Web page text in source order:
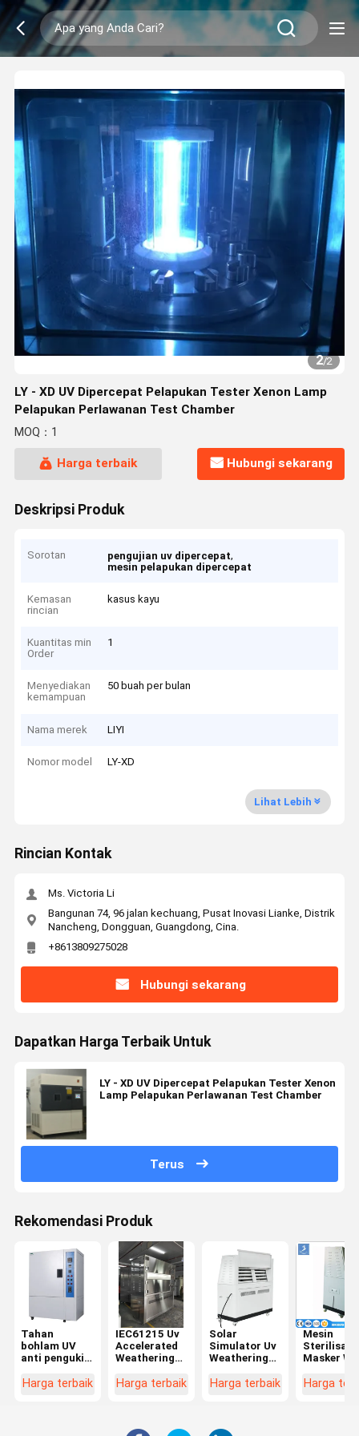
2/2
LY - XD UV Dipercepat Pelapukan Tester Xenon Lamp
Pelapukan Perlawanan Test Chamber
MOQ：1
Harga terbaik Hubungi sekarang
Deskripsi Produk
Sorotan pengujian uv dipercepat,
mesin pelapukan dipercepat
Kemasan
rincian
kasus kayu
Kuantitas min
Order
1
Menyediakan
kemampuan
50 buah per bulan
Nama merek LIYI
Nomor model LY-XD
Lihat Lebih
Rincian Kontak
Ms. Victoria Li
Bangunan 74, 96 jalan kechuang, Pusat Inovasi Lianke, Distrik
Nancheng, Dongguan, Guangdong, Cina.
+8613809275028
Hubungi sekarang
Dapatkan Harga Terbaik Untuk
LY - XD UV Dipercepat Pelapukan Tester Xenon
Lamp Pelapukan Perlawanan Test Chamber
Terus
Rekomendasi Produk
Tahan
bohlam UV
anti penguki
penuaan
Harga terbaik
IEC61215 Uv
Accelerated
Weathering
Uji Penuaan
Harga terbaik
Solar
Simulator Uv
Weathering
Pengujian
Harga terbaik
Mesin
Sterilisasi
Masker
Steel,
Harga